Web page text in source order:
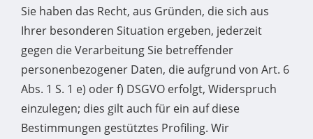
Sie haben das Recht, aus Gründen, die sich aus
Ihrer besonderen Situation ergeben, jederzeit
gegen die Verarbeitung Sie betreffender
personenbezogener Daten, die aufgrund von Art. 6
Abs. 1 S. 1 e) oder f) DSGVO erfolgt, Widerspruch
einzulegen; dies gilt auch für ein auf diese
Bestimmungen gestütztes Profiling. Wir